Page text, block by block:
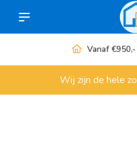
Vanaf
Wij zijn de hele